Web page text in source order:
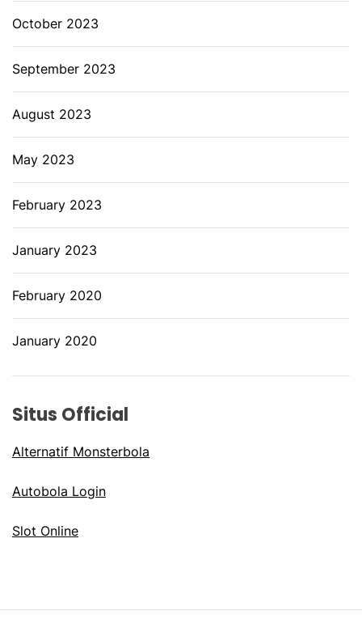
October 2023
September 2023
August 2023
May 2023
February 2023
January 2023
February 2020
January 2020
Situs Official
Alternatif Monsterbola
Autobola Login
Slot Online